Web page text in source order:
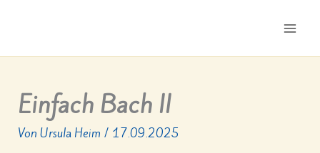
Einfach Bach II
Von Ursula Heim / 17.09.2025